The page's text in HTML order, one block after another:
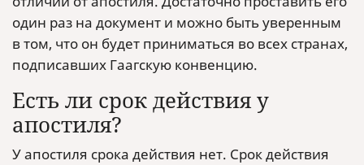
один раз на документ и можно быть уверенным
в том, что он будет приниматься во всех странах,
подписавших Гаагскую конвенцию.
Есть ли срок действия у
апостиля?
У апостиля срока действия нет. Срок действия